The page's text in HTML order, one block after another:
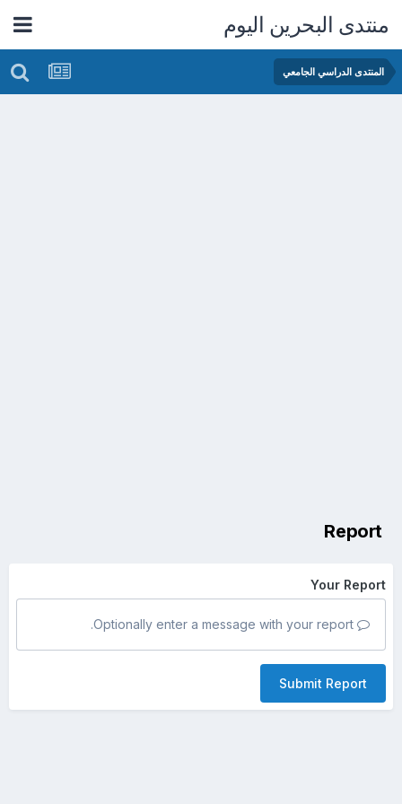
منتدى البحرين اليوم
المنتدى الدراسي الجامعي
Report
Your Report
Submit Report